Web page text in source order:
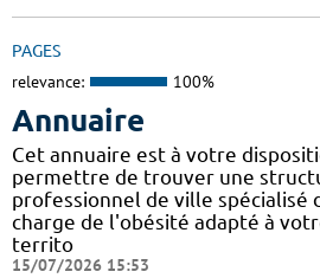
PAGES
relevance: 100%
Annuaire
Cet annuaire est à votre
permettre de trouver une
professionnel de ville spécialisé
charge de l'obésité adapté à
territo
15/07/2026 15:53